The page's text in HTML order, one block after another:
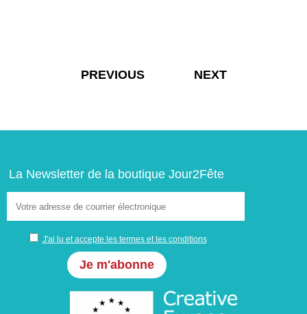
Navigation
PREVIOUS NEXT
La Newsletter de la boutique Jour2Fête
J'ai lu et accepte les termes et les conditions